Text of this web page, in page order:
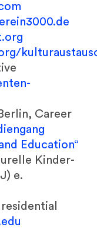
Career
Education“
Kinder-
e.